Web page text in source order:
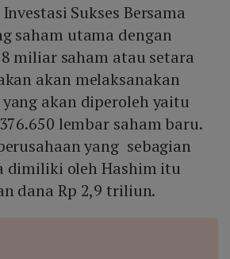
Sukses Bersama
saham utama dengan
miliar saham atau setara
akan melaksanakan
akan diperoleh yaitu
lembar saham baru.
yang sebagian
dimiliki oleh Hashim itu
dana Rp 2,9 triliun.